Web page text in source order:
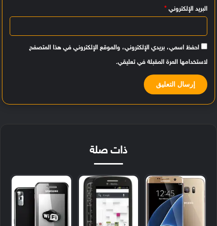
البريد الإلكتروني *
احفظ اسمي، بريدي الإلكتروني، والموقع الإلكتروني في هذا المتصفح
لاستخدامها المرة المقبلة في تعليقي.
ذات صلة